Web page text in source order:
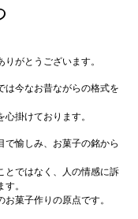
がとうございます。
は今なお昔ながらの格式を
掛けております。
で愉しみ、お菓子の銘から
とではなく、人の情感に訴
。
菓子作りの原点です。